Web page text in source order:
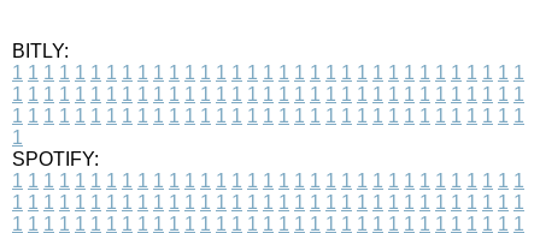
BITLY:
1 1 1 1 1 1 1 1 1 1 1 1 1 1 1 1 1 1 1 1 1 1 1 1 1 1 1 1 1 1 1 1 1
1 1 1 1 1 1 1 1 1 1 1 1 1 1 1 1 1 1 1 1 1 1 1 1 1 1 1 1 1 1 1 1 1
1 1 1 1 1 1 1 1 1 1 1 1 1 1 1 1 1 1 1 1 1 1 1 1 1 1 1 1 1 1 1 1 1
1
SPOTIFY:
1 1 1 1 1 1 1 1 1 1 1 1 1 1 1 1 1 1 1 1 1 1 1 1 1 1 1 1 1 1 1 1 1
1 1 1 1 1 1 1 1 1 1 1 1 1 1 1 1 1 1 1 1 1 1 1 1 1 1 1 1 1 1 1 1 1
1 1 1 1 1 1 1 1 1 1 1 1 1 1 1 1 1 1 1 1 1 1 1 1 1 1 1 1 1 1 1 1 1